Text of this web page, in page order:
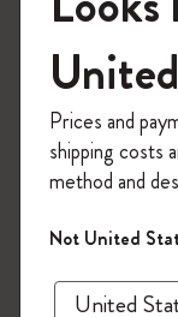
モ
「
文が10%
ール・
ァーや会
レー
Prices and
shipping costs
method and
Not United